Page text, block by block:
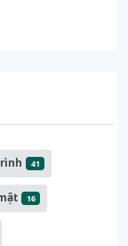
41
16